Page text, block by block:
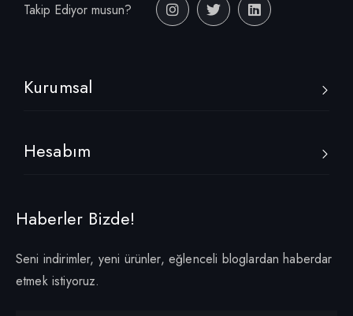
Takip Ediyor musun?
Kurumsal
Hesabım
Haberler Bizde!
Seni indirimler, yeni ürünler, eğlenceli bloglardan haberdar
etmek istiyoruz.